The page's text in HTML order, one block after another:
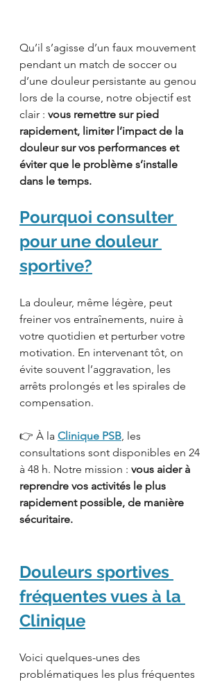
Qu’il s’agisse d’un faux mouvement
pendant un match de soccer ou
d’une douleur persistante au genou
lors de la course, notre objectif est
clair : vous remettre sur pied
rapidement, limiter l’impact de la
douleur sur vos performances et
éviter que le problème s’installe
dans le temps.
Pourquoi consulter
pour une douleur
sportive?
La douleur, même légère, peut
freiner vos entraînements, nuire à
votre quotidien et perturber votre
motivation. En intervenant tôt, on
évite souvent l’aggravation, les
arrêts prolongés et les spirales de
compensation.
👉 À la Clinique PSB, les
consultations sont disponibles en 24
à 48 h. Notre mission : vous aider à
reprendre vos activités le plus
rapidement possible, de manière
sécuritaire.
Douleurs sportives
fréquentes vues à la
Clinique
Voici quelques-unes des
problématiques les plus fréquentes